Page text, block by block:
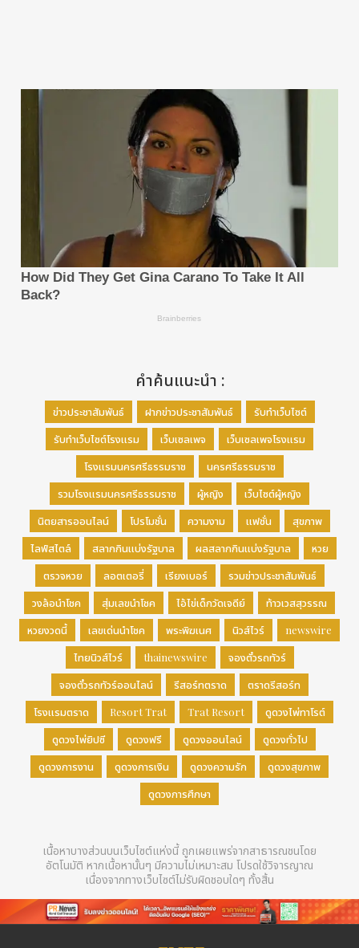
คำค้นแนะนำ :
ข่าวประชาสัมพันธ์ ฝากข่าวประชาสัมพันธ์
รับทำเว็บไซต์
รับทำเว็บไซต์โรงแรม
เว็บเซลเพจ
เว็บเซลเพจโรงแรม
โรงแรมนครศรีธรรมราช
นครศรีธรรมราช
รวมโรงแรมนครศรีธรรมราช
ผู้หญิง
เว็บไซต์ผู้หญิง
นิตยสารออนไลน์
โปรโมชั่น ความงาม แฟชั่น
สุขภาพ
ไลฟ์สไตล์
สลากกินแบ่งรัฐบาล ผลสลากกินแบ่งรัฐบาล
หวย
ตรวจหวย
ลอตเตอรี่ เรียงเบอร์
รวมข่าวประชาสัมพันธ์
วงล้อนำโชค
สุ่มเลขนำโชค ไอ้ไข่เด็กวัดเจดีย์
ท้าวเวสสุวรรณ
หวยงวดนี้
เลขเด่นนำโชค พระพิฆเนศ นิวส์ไวร์
newswire
ไทยนิวส์ไวร์
thainewswire
จองตั๋วรถทัวร์
จองตั๋วรถทัวร์ออนไลน์
รีสอร์ทตราด
ตราดรีสอร์ท
โรงแรมตราด
Resort Trat Trat Resort
ดูดวงไพ่ทาโรต์
ดูดวงไพ่ยิปซี
ดูดวงฟรี ดูดวงออนไลน์
ดูดวงทั่วไป
ดูดวงการงาน
ดูดวงการเงิน ดูดวงความรัก
ดูดวงสุขภาพ
ดูดวงการศึกษา
เนื้อหาบางส่วนบนเว็บไซต์แห่งนี้ ถูกเผยแพร่จากสาธารณชนโดย
อัตโนมัติ หากเนื้อหานั้นๆ มีความไม่เหมาะสม โปรดใช้วิจารญาณ
เนื่องจากทางเว็บไซต์ไม่รับผิดชอบใดๆ ทั้งสิ้น